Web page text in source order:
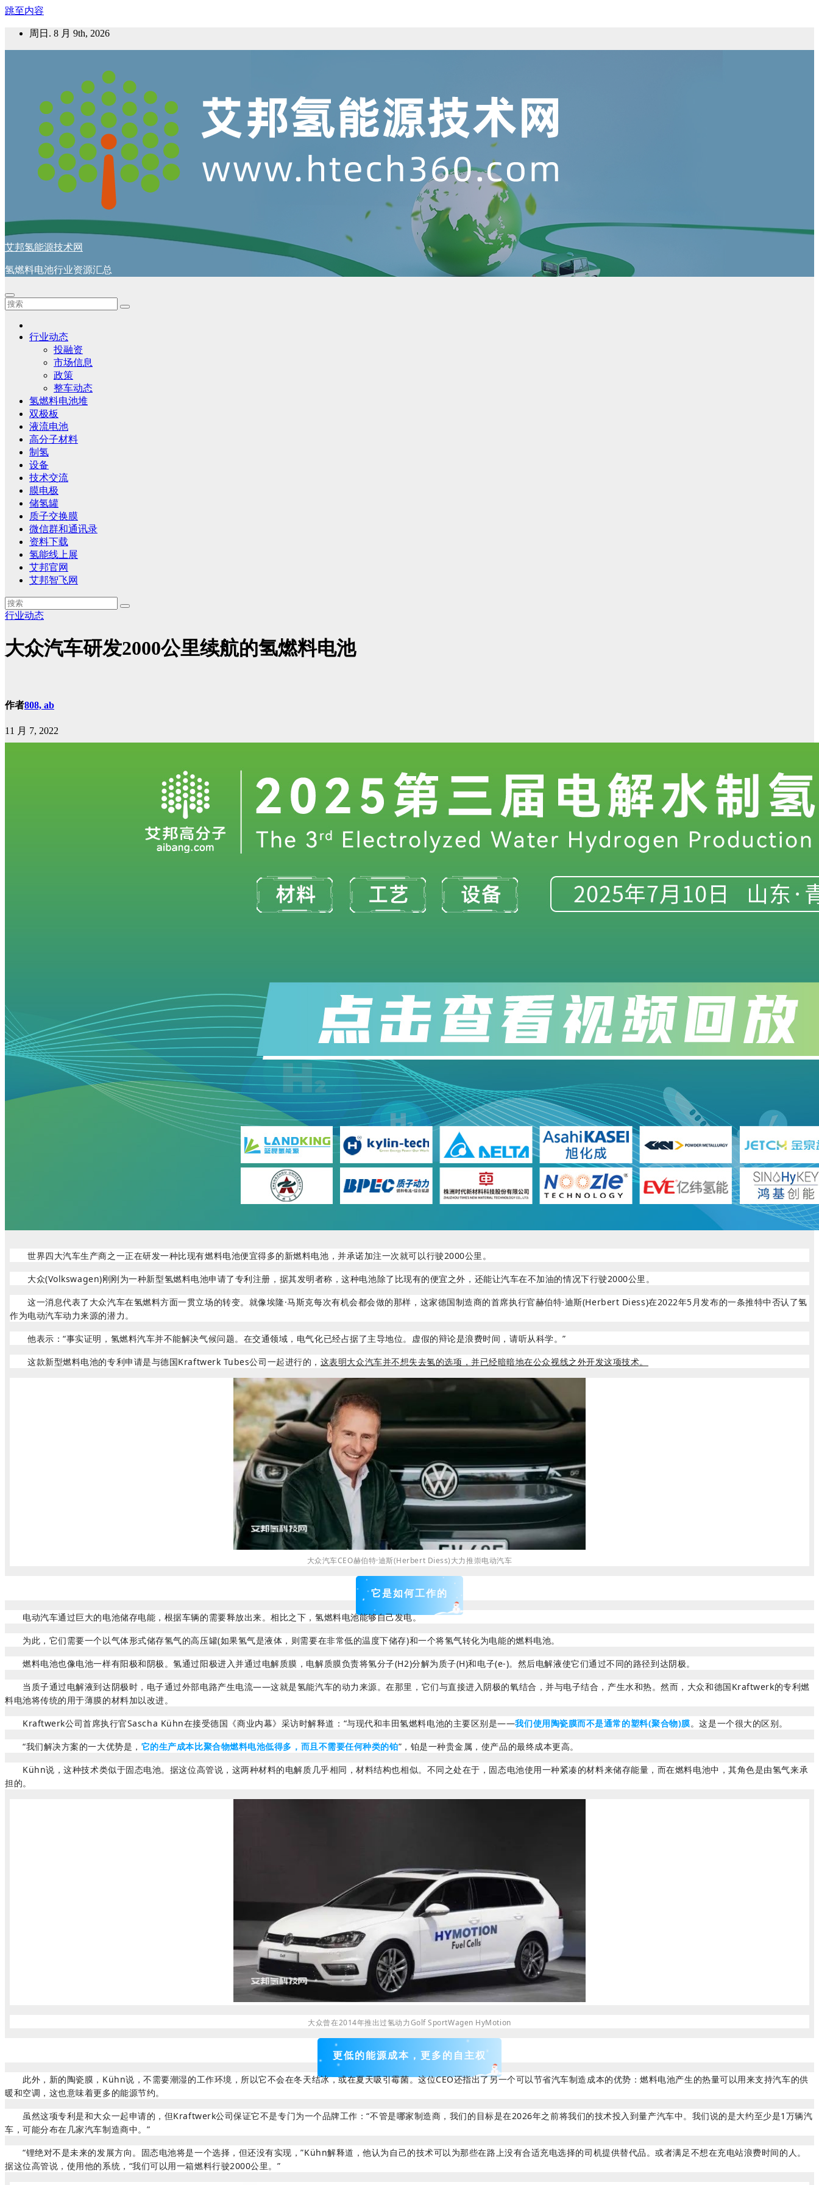
跳至内容
周日. 8 月 9th, 2026
艾邦氢能源技术网
氢燃料电池行业资源汇总
行业动态
投融资
市场信息
政策
整车动态
氢燃料电池堆
双极板
液流电池
高分子材料
制氢
设备
技术交流
膜电极
储氢罐
质子交换膜
微信群和通讯录
资料下载
氢能线上展
艾邦官网
艾邦智飞网
行业动态
大众汽车研发2000公里续航的氢燃料电池
作者808, ab
11 月 7, 2022
世界四大汽车生产商之一正在研发一种比现有燃料电池便宜得多的新燃料电池，并承诺加注一次就可以行驶2000公里。
大众(Volkswagen)刚刚为一种新型氢燃料电池申请了专利注册，据其发明者称，这种电池除了比现有的便宜之外，还能让汽车在不加油的情况下行驶2000公里。
这一消息代表了大众汽车在氢燃料方面一贯立场的转变。就像埃隆·马斯克每次有机会都会做的那样，这家德国制造商的首席执行官赫伯特·迪斯(Herbert Diess)在2022年5月发布的一条推特中否认了氢
作为电动汽车动力来源的潜力。
他表示：“事实证明，氢燃料汽车并不能解决气候问题。在交通领域，电气化已经占据了主导地位。虚假的辩论是浪费时间，请听从科学。”
这款新型燃料电池的专利申请是与德国Kraftwerk Tubes公司一起进行的， 这表明大众汽车并不想失去氢的选项，并已经暗暗地在公众视线之外开发这项技术。
大众汽车CEO赫伯特·迪斯(Herbert Diess)大力推崇电动汽车
它是如何工作的
电动汽车通过巨大的电池储存电能，根据车辆的需要释放出来。相比之下，氢燃料电池能够自己发电。
为此，它们需要一个以气体形式储存氢气的高压罐(如果氢气是液体，则需要在非常低的温度下储存)和一个将氢气转化为电能的燃料电池。
燃料电池也像电池一样有阳极和阴极。氢通过阳极进入并通过电解质膜，电解质膜负责将氢分子(H2)分解为质子(H)和电子(e-)。然后电解液使它们通过不同的路径到达阴极。
当质子通过电解液到达阴极时，电子通过外部电路产生电流——这就是氢能汽车的动力来源。在那里，它们与直接进入阴极的氧结合，并与电子结合，产生水和热。然而，大众和德国Kraftwerk的专利燃
料电池将传统的用于薄膜的材料加以改进。
Kraftwerk公司首席执行官Sascha Kühn在接受德国《商业内幕》采访时解释道：“与现代和丰田氢燃料电池的主要区别是——我们使用陶瓷膜而不是通常的塑料(聚合物)膜。这是一个很大的区别。
“我们解决方案的一大优势是， 它的生产成本比聚合物燃料电池低得多，而且不需要任何种类的铂”，铂是一种贵金属，使产品的最终成本更高。
Kühn说，这种技术类似于固态电池。据这位高管说，这两种材料的电解质几乎相同，材料结构也相似。不同之处在于，固态电池使用一种紧凑的材料来储存能量，而在燃料电池中，其角色是由氢气来承
担的。
大众曾在2014年推出过氢动力Golf SportWagen HyMotion
更低的能源成本，更多的自主权
此外，新的陶瓷膜，Kühn说，不需要潮湿的工作环境，所以它不会在冬天结冰，或在夏天吸引霉菌。这位CEO还指出了另一个可以节省汽车制造成本的优势：燃料电池产生的热量可以用来支持汽车的供
暖和空调，这也意味着更多的能源节约。
虽然这项专利是和大众一起申请的，但Kraftwerk公司保证它不是专门为一个品牌工作：“不管是哪家制造商，我们的目标是在2026年之前将我们的技术投入到量产汽车中。我们说的是大约至少是1万辆汽
车，可能分布在几家汽车制造商中。”
“锂绝对不是未来的发展方向。固态电池将是一个选择，但还没有实现，”Kühn解释道，他认为自己的技术可以为那些在路上没有合适充电选择的司机提供替代品。或者满足不想在充电站浪费时间的人。
据这位高管说，使用他的系统，“我们可以用一箱燃料行驶2000公里。”